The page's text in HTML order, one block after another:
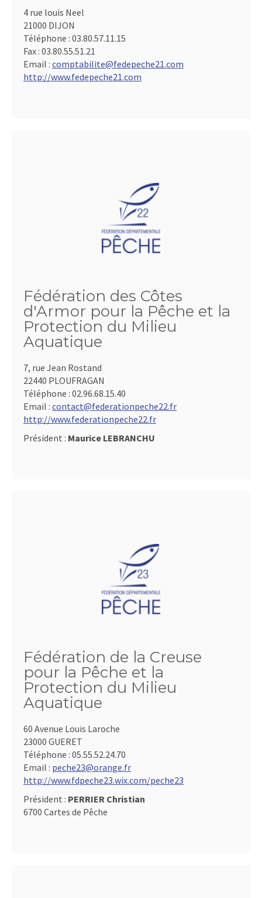
4 rue louis Neel
21000 DIJON
Téléphone : 03.80.57.11.15
Fax : 03.80.55.51.21
Email : comptabilite@fedepeche21.com
http://www.fedepeche21.com
Fédération des Côtes
d'Armor pour la Pêche et la
Protection du Milieu
Aquatique
7, rue Jean Rostand
22440 PLOUFRAGAN
Téléphone : 02.96.68.15.40
Email : contact@federationpeche22.fr
http://www.federationpeche22.fr
Président : Maurice LEBRANCHU
Fédération de la Creuse
pour la Pêche et la
Protection du Milieu
Aquatique
60 Avenue Louis Laroche
23000 GUERET
Téléphone : 05.55.52.24.70
Email : peche23@orange.fr
http://www.fdpeche23.wix.com/peche23
Président : PERRIER Christian
6700 Cartes de Pêche